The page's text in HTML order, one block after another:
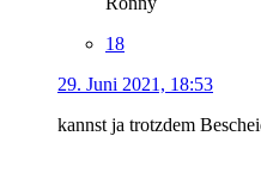
18
29. Juni 2021, 18:53
kannst ja trotzdem